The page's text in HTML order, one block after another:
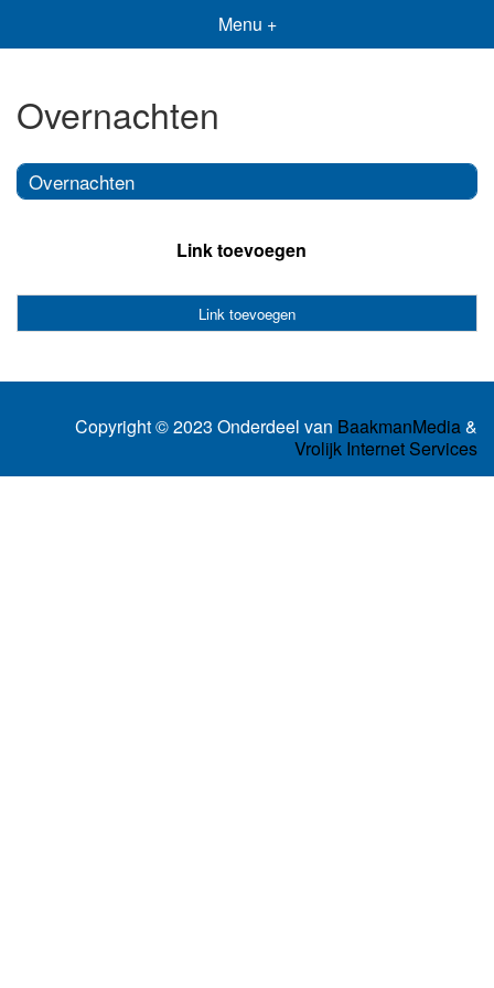
Menu +
Overnachten
Overnachten
Link toevoegen
Link toevoegen
Copyright © 2023 Onderdeel van BaakmanMedia&
Vrolijk Internet Services